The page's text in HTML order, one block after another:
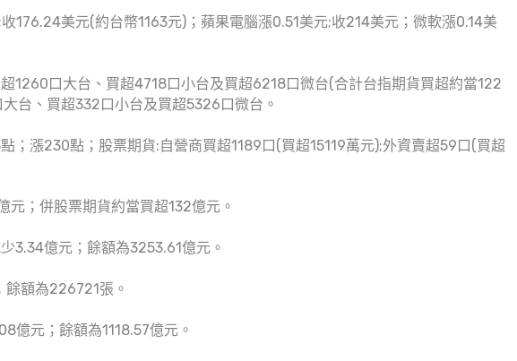
176.24美元(約台幣1163元)；蘋果電腦漲0.51美元;收214美元；微軟漲0.14美
1260口大台、買超4718口小台及買超6218口微台(合計台指期貨買超約當122
台、買超332口小台及買超5326口微台。
；漲230點；股票期貨:自營商買超1189口(買超15119萬元);外資賣超59口(買超
；併股票期貨約當買超132億元。
3.34億元；餘額為3253.61億元。
額為226721張。
億元；餘額為1118.57億元。